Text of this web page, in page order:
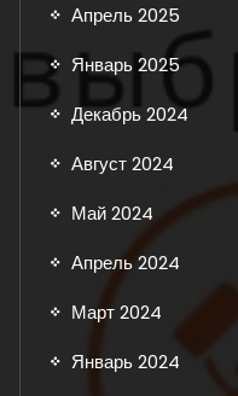
Апрель 2025
Январь 2025
Декабрь 2024
Август 2024
Май 2024
Апрель 2024
Март 2024
Январь 2024